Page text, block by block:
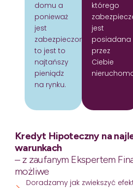
domu a
ponieważ
jest
zabezpieczony
to jest to
najtańszy
pieniądz
na rynku.
którego
jest
posiadana
przez
Ciebie
Kredyt Hipoteczny na
warunkach
– z zaufanym Ekspertem
możliwe
Doradzamy jak zwiekszyć